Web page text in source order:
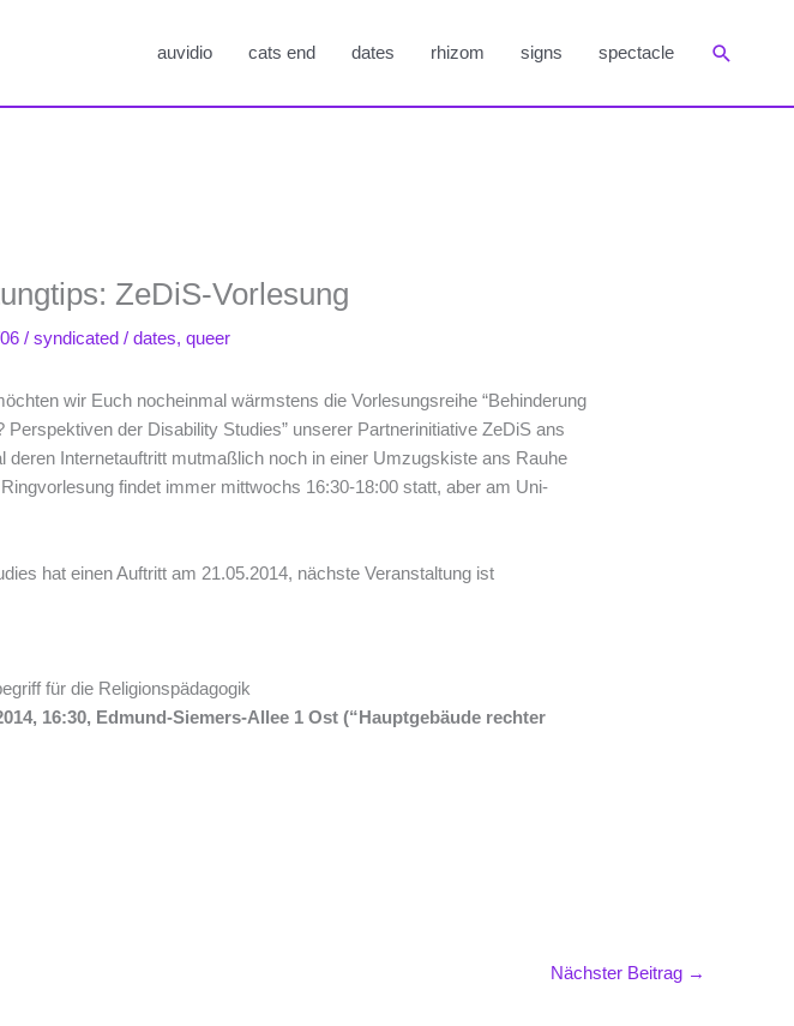
auvidio cats end dates rhizom signs spectacle Suchen
ZeDiS-Vorlesung
06/syndicated /dates,queer
wir Euch nocheinmal wärmstens die Vorlesungsreihe “Behinderung
Perspektiven der Disability Studies” unserer Partnerinitiative ZeDiS ans
deren Internetauftritt mutmaßlich noch in einer Umzugskiste ans Rauhe
findet immer mittwochs 16:30-18:00 statt, aber am Uni-
hat einen Auftritt am 21.05.2014, nächste Veranstaltung ist
für die Religionspädagogik
16:30, Edmund-Siemers-Allee 1 Ost (“Hauptgebäude rechter
Nächster Beitrag →